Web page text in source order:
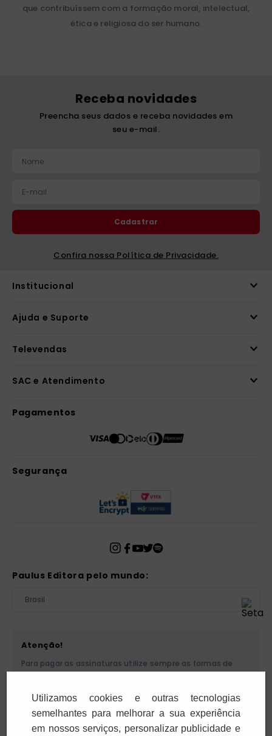
que contribuíssem com a formação moral, intelectual,
ética e religiosa do ser humano.
Receba novidades
Preencha seus dados e receba novidades em
seu e-mail.
Confira nossa Política de Privacidade.
Cadastrar
Institucional
Ajuda e Suporte
Televendas
SAC e Atendimento
Pagamentos
Segurança
Paulus Editora pelo mundo:
Brasil
Atenção!
Para pagar as assinaturas utilize sempre as formas de
ou de pessoa física. Se você receber algum tipo de
cobrança suspeita, entre em contato conosco pelo
telefone (11) 5087-3600 ou pelo e-mail
Utilizamos cookies e outras tecnologias
semelhantes para melhorar a sua experiência
em nossos serviços, personalizar publicidade e